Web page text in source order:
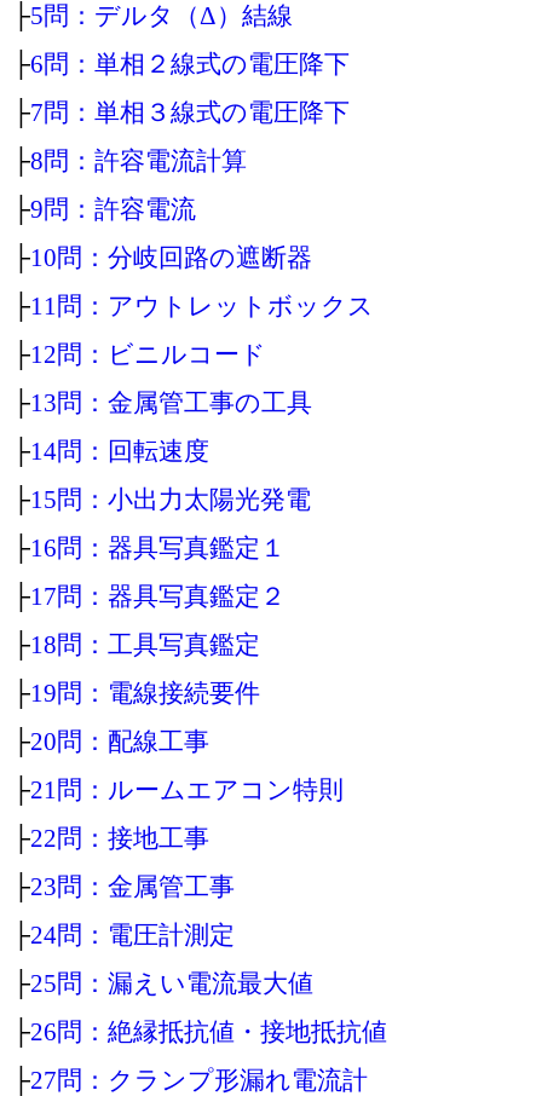
├5問：デルタ（Δ）結線
├6問：単相２線式の電圧降下
├7問：単相３線式の電圧降下
├8問：許容電流計算
├9問：許容電流
├10問：分岐回路の遮断器
├11問：アウトレットボックス
├12問：ビニルコード
├13問：金属管工事の工具
├14問：回転速度
├15問：小出力太陽光発電
├16問：器具写真鑑定１
├17問：器具写真鑑定２
├18問：工具写真鑑定
├19問：電線接続要件
├20問：配線工事
├21問：ルームエアコン特則
├22問：接地工事
├23問：金属管工事
├24問：電圧計測定
├25問：漏えい電流最大値
├26問：絶縁抵抗値・接地抵抗値
├27問：クランプ形漏れ電流計